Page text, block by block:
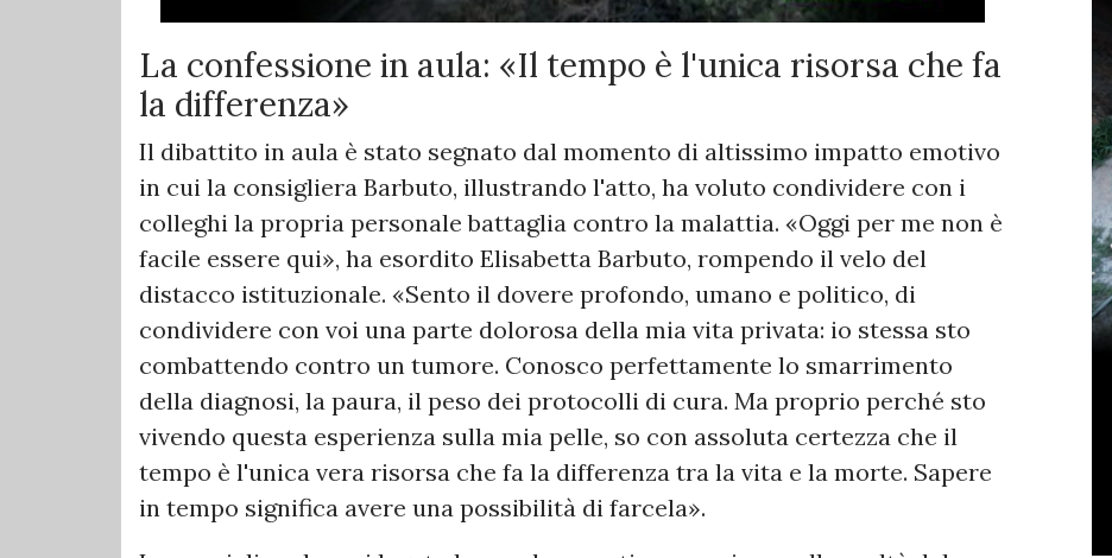
​La confessione in aula: «Il tempo è l'unica risorsa che fa
la differenza»
​​Il dibattito in aula è stato segnato dal momento di altissimo impatto emotivo
in cui la consigliera Barbuto, illustrando l'atto, ha voluto condividere con i
colleghi la propria personale battaglia contro la malattia. «Oggi per me non è
facile essere qui», ha esordito Elisabetta Barbuto, rompendo il velo del
distacco istituzionale. «Sento il dovere profondo, umano e politico, di
condividere con voi una parte dolorosa della mia vita privata: io stessa sto
combattendo contro un tumore. Conosco perfettamente lo smarrimento
della diagnosi, la paura, il peso dei protocolli di cura. Ma proprio perché sto
vivendo questa esperienza sulla mia pelle, so con assoluta certezza che il
tempo è l'unica vera risorsa che fa la differenza tra la vita e la morte. Sapere
in tempo significa avere una possibilità di farcela».